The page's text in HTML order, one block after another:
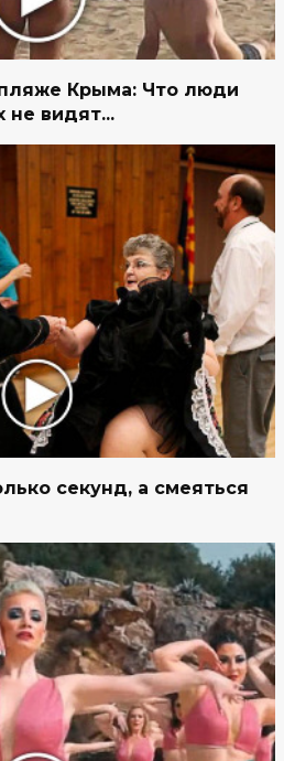
Крыма: Что люди
не видят...
секунд, а смеяться